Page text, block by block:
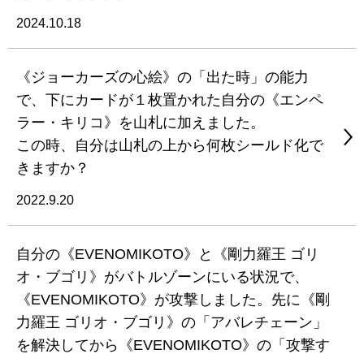
2024.10.18
《ジョーカーズの心絵》の「出た時」の能力
で、下にカードが１枚置かれた自分の《エンペ
ラー・キリコ》を山札に加えました。
この時、自分は山札の上から何枚シールド化で
きますか？
2022.9.20
自分の《EVENOMIKOTO》と《剛力羅王 ゴリ
オ・ブゴリ》がバトルゾーンにいる状況で、
《EVENOMIKOTO》が攻撃しました。先に《剛
力羅王 ゴリオ・ブゴリ》の「アバレチェーン」
を解決してから《EVENOMIKOTO》の「攻撃す